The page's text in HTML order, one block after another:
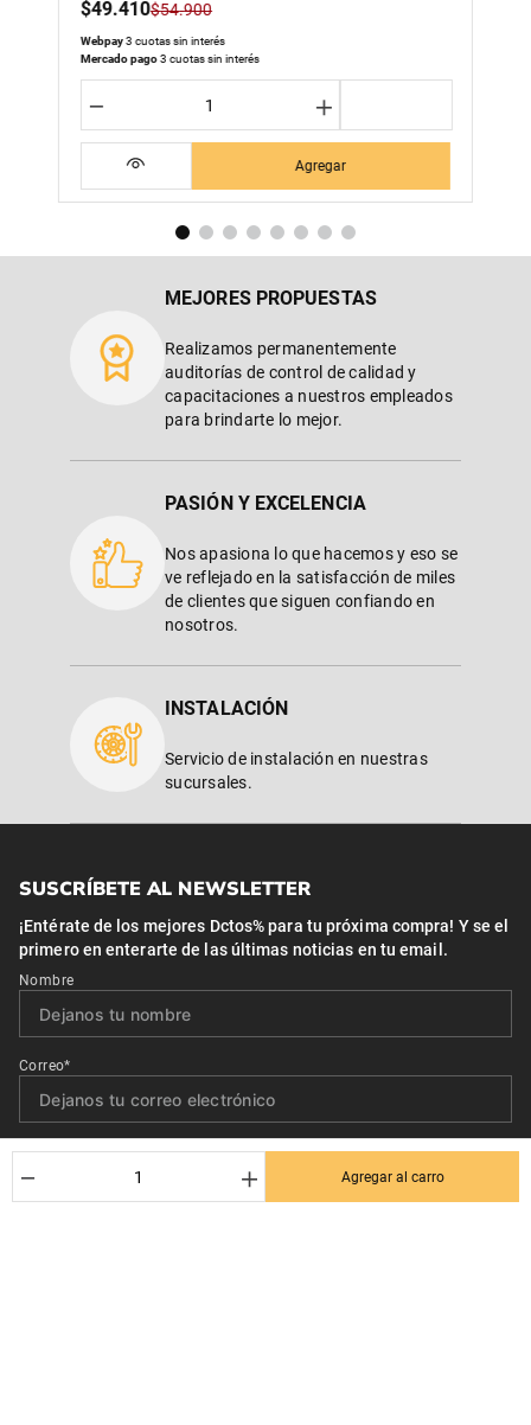
＋
－ Agregar al carro
$49.410$54.900
Webpay3 cuotas sin interés
Mercado pago3 cuotas sin interés
＋
－
Agregar
MEJORES PROPUESTAS
Realizamos permanentemente
auditorías de control de calidad y
capacitaciones a nuestros empleados
para brindarte lo mejor.
PASIÓN Y EXCELENCIA
Nos apasiona lo que hacemos y eso se
ve reflejado en la satisfacción de miles
de clientes que siguen confiando en
nosotros.
INSTALACIÓN
Servicio de instalación en nuestras
sucursales.
SUSCRÍBETE AL NEWSLETTER
¡Entérate de los mejores Dctos% para tu próxima compra! Y se el
primero en enterarte de las últimas noticias en tu email.
Nombre
Correo*
Quiero recibir el newsletter con promociones.